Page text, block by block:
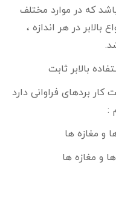
که در موارد مختلف
در هر اندازه ،
بالابر ثابت
کار بردهای فراوانی دارد
: